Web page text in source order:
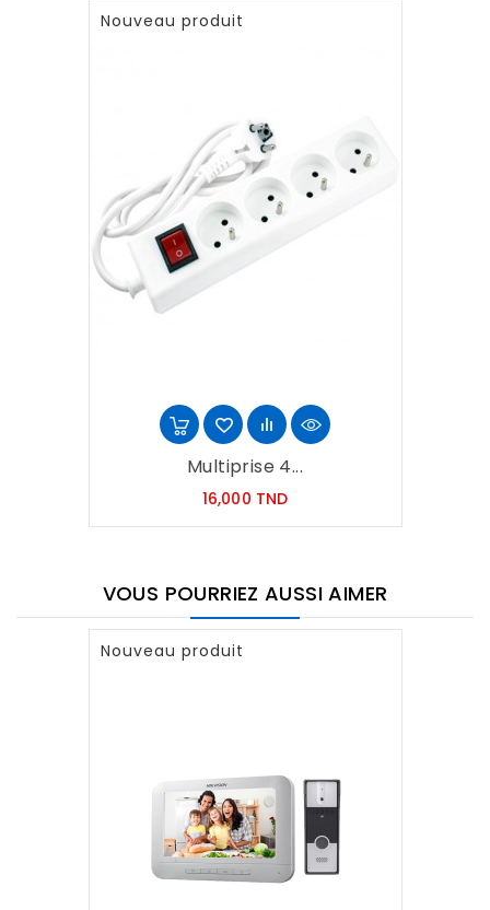
Nouveau produit
Multiprise 4...
16,000 TNDPrix
VOUS POURRIEZ AUSSI AIMER
Nouveau produit